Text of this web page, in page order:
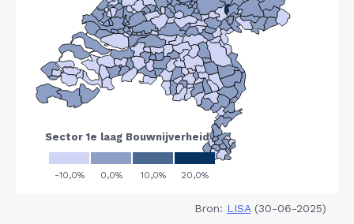
Bron: LISA(30-06-2025)